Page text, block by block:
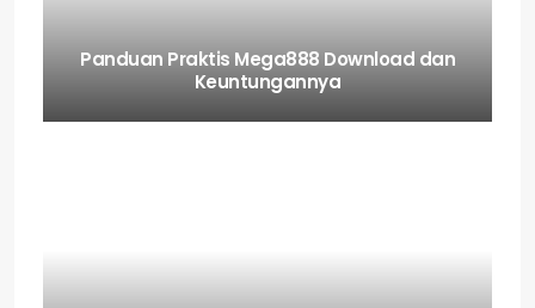
Panduan Praktis Mega888 Download dan
Keuntungannya